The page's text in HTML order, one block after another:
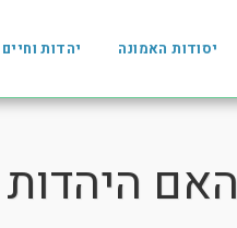
יסודות האמונה יהדות וחיים
האם